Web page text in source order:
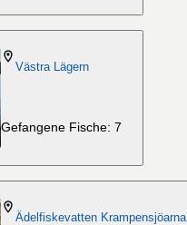
Västra Lägern
Gefangene Fische: 7
Ädelfiskevatten Krampensjöarna